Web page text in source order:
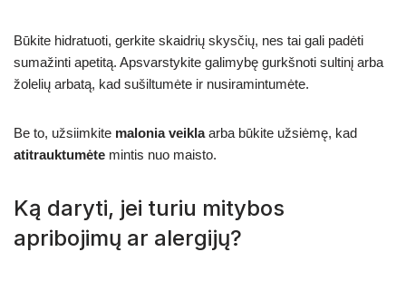
Būkite hidratuoti, gerkite skaidrių skysčių, nes tai gali padėti
sumažinti apetitą. Apsvarstykite galimybę gurkšnoti sultinį arba
žolelių arbatą, kad sušiltumėte ir nusiramintumėte.
Be to, užsiimkite malonia veiklaarba būkite užsiėmę, kad
atitrauktumėte mintis nuo maisto.
Ką daryti, jei turiu mitybos
apribojimų ar alergijų?